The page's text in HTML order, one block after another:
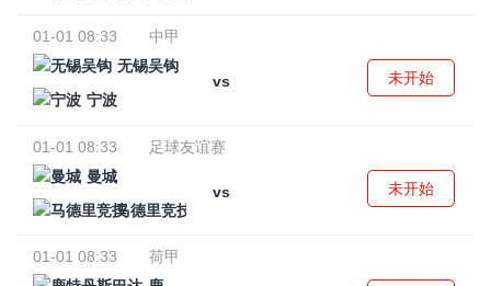
01-01 08:33
中甲
无锡吴钩
vs
宁波
未开始
01-01 08:33
足球友谊赛
曼城
vs
马德里竞技
未开始
01-01 08:33
荷甲